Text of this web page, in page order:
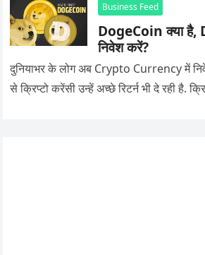
Business Feed
DogeCoin क्या
निवेश करें?
दुनियाभर के लोग अब Crypto Currency में
से क्रिप्टो करेंसी उन्हें अच्छे रिटर्न भी दे रही है.